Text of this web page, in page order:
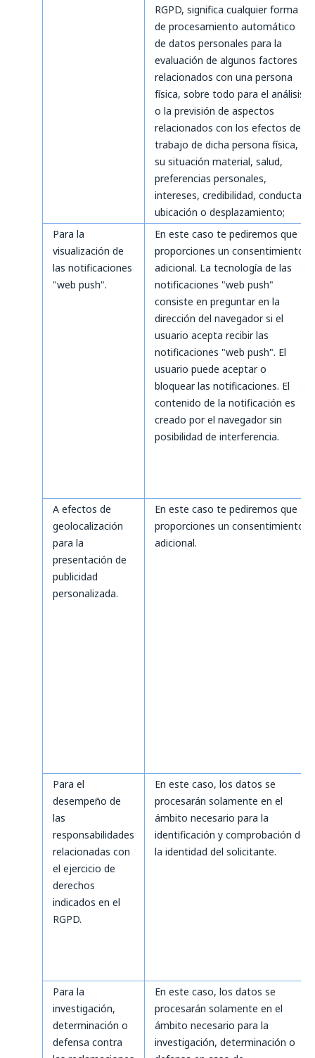
RGPD, significa cualquier forma
de procesamiento automático
de datos personales para la
evaluación de algunos factores
relacionados con una persona
física, sobre todo para el análisis
o la previsión de aspectos
relacionados con los efectos de
trabajo de dicha persona física,
su situación material, salud,
preferencias personales,
intereses, credibilidad, conducta,
ubicación o desplazamiento;
Para la
visualización de
las notificaciones
"web push".
En este caso te pediremos que
proporciones un consentimiento
adicional. La tecnología de las
notificaciones "web push"
consiste en preguntar en la
dirección del navegador si el
usuario acepta recibir las
notificaciones "web push". El
usuario puede aceptar o
bloquear las notificaciones. El
contenido de la notificación es
creado por el navegador sin
posibilidad de interferencia.
A efectos de
geolocalización
para la
presentación de
publicidad
personalizada.
En este caso te pediremos que
proporciones un consentimiento
adicional.
Para el
desempeño de
las
responsabilidades
relacionadas con
el ejercicio de
derechos
indicados en el
RGPD.
En este caso, los datos se
procesarán solamente en el
ámbito necesario para la
identificación y comprobación de
la identidad del solicitante.
Para la
investigación,
determinación o
defensa contra
En este caso, los datos se
procesarán solamente en el
ámbito necesario para la
investigación, determinación o